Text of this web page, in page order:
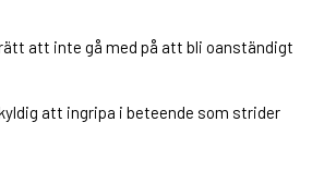
att inte gå med på att bli oanständigt
att ingripa i beteende som strider